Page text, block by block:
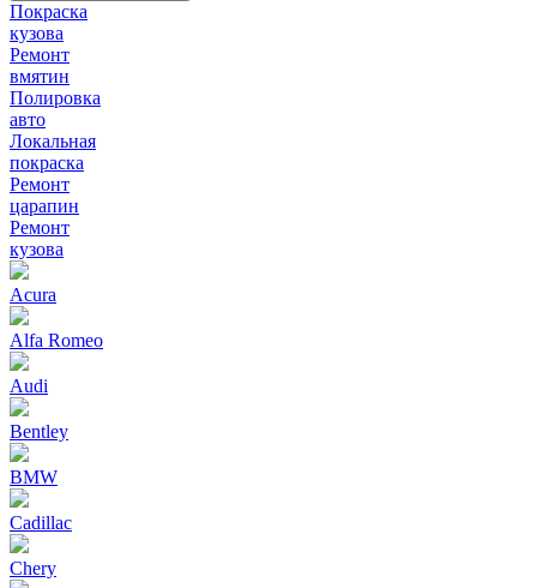
Покраска
кузова
Ремонт
вмятин
Полировка
авто
Локальная
покраска
Ремонт
царапин
Ремонт
кузова
Acura
Alfa Romeo
Audi
Bentley
BMW
Cadillac
Chery